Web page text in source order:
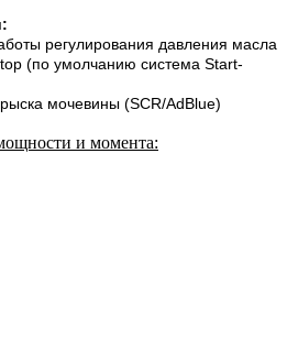
регулирования давления масла
(по умолчанию система Start-
мочевины (SCR/AdBlue)
и момента: